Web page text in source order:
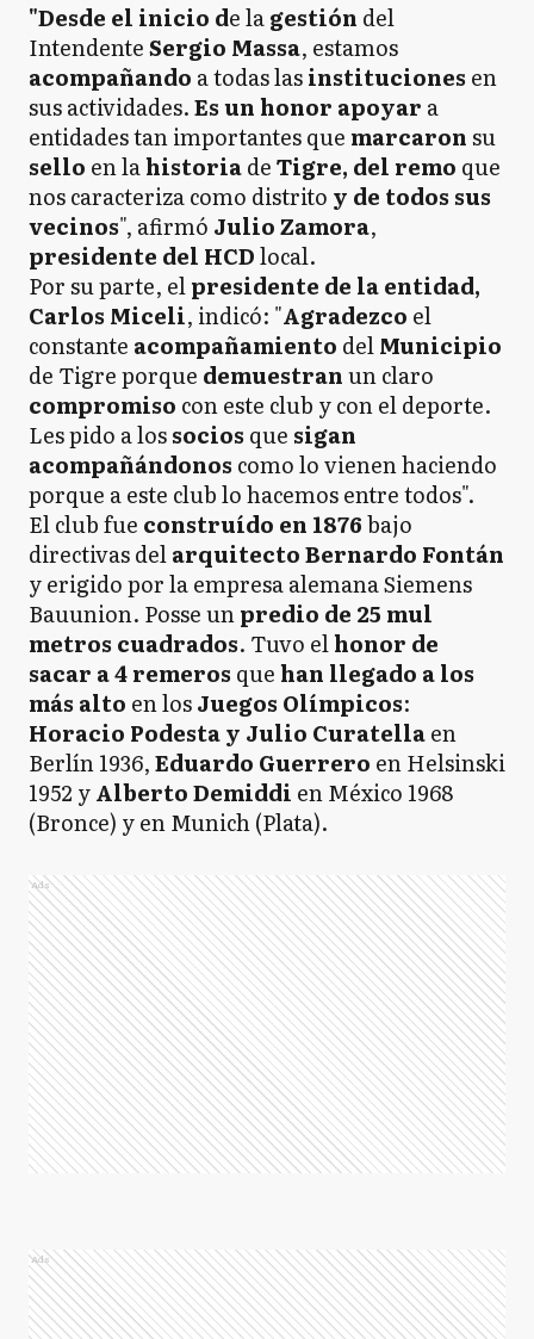
"Desde el inicio de lagestión del
IntendenteSergio Massa, estamos
acompañando a todas lasinstituciones en
sus actividades.Es un honor apoyar a
entidades tan importantes que marcaronsu
sello en lahistoriadeTigre, del remo que
nos caracteriza como distrito y de todos sus
vecinos", afirmó Julio Zamora,
presidente del HCDlocal.
Por su parte, elpresidente de la entidad,
Carlos Miceli, indicó: "Agradezco el
constante acompañamiento delMunicipio
de Tigre porque demuestranun claro
compromiso con este club y con el deporte.
Les pido a lossocios que sigan
acompañándonos como lo vienen haciendo
porque a este club lo hacemos entre todos".
El club fue construído en 1876bajo
directivas delarquitecto Bernardo Fontán
y erigido por la empresa alemana Siemens
Bauunion. Posse unpredio de 25 mul
metros cuadrados. Tuvo elhonor de
sacar a 4 remeros que han llegado a los
más alto en losJuegos Olímpicos:
Horacio Podesta y Julio Curatellaen
Berlín 1936,Eduardo Guerrero en Helsinski
1952 yAlberto Demiddi en México 1968
(Bronce) y en Munich (Plata).
Ads
Ads